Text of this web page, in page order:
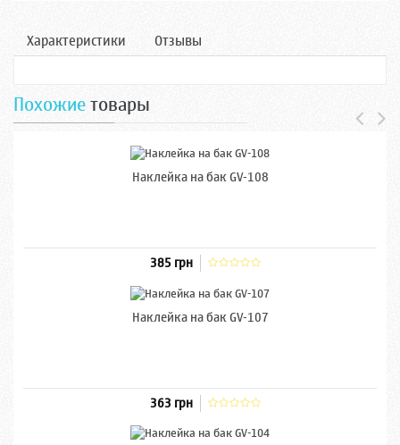
Характеристики Отзывы
Похожиетовары
Наклейка на бак GV-108
385 грн
Наклейка на бак GV-107
363 грн